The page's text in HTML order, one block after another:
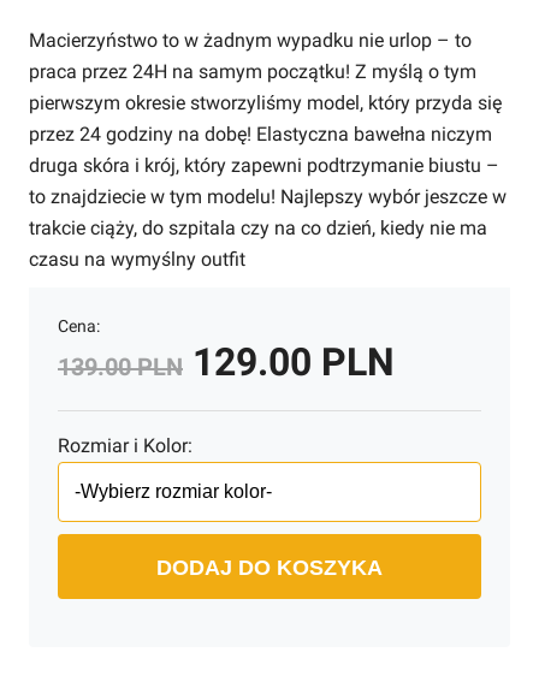
Macierzyństwo to w żadnym wypadku nie urlop – to
praca przez 24H na samym początku! Z myślą o tym
pierwszym okresie stworzyliśmy model, który przyda się
przez 24 godziny na dobę! Elastyczna bawełna niczym
druga skóra i krój, który zapewni podtrzymanie biustu –
to znajdziecie w tym modelu! Najlepszy wybór jeszcze w
trakcie ciąży, do szpitala czy na co dzień, kiedy nie ma
czasu na wymyślny outfit
Cena:
139.00 PLN 129.00 PLN
Rozmiar i Kolor:
DODAJ DO KOSZYKA